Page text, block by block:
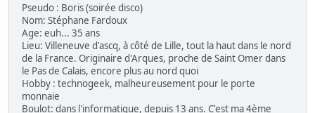
Pseudo : Boris (soirée disco)
Nom: Stéphane Fardoux
Age: euh... 35 ans
Lieu: Villeneuve d'ascq, à côté de Lille, tout la haut dans le nord
de la France. Originaire d'Arques, proche de Saint Omer dans
le Pas de Calais, encore plus au nord quoi
Hobby : technogeek, malheureusement pour le porte
monnaie
Boulot: dans l'informatique, depuis 13 ans. C'est ma 4ème